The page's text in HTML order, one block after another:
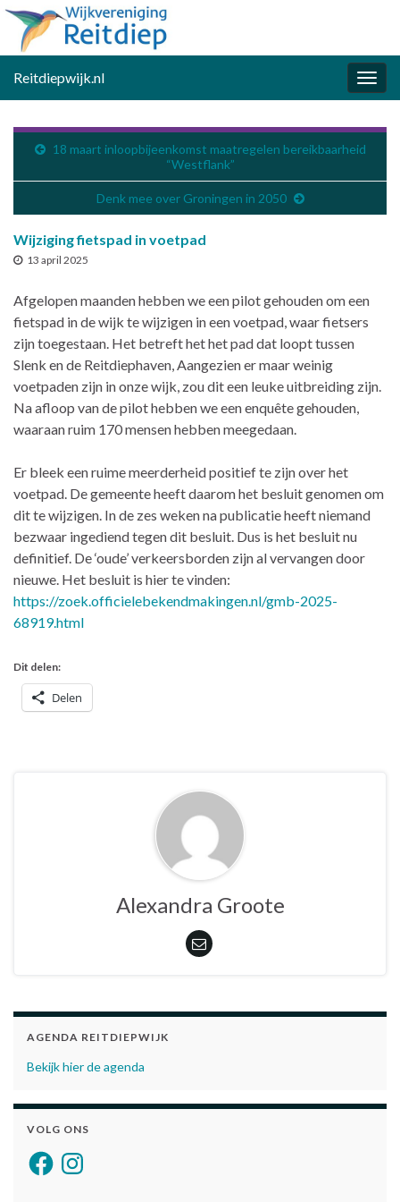
Reitdiepwijk.nl
18 maart inloopbijeenkomst maatregelen bereikbaarheid
“Westflank”
Denk mee over Groningen in 2050
Wijziging fietspad in voetpad
13 april 2025
Afgelopen maanden hebben we een pilot gehouden om een
fietspad in de wijk te wijzigen in een voetpad, waar fietsers
zijn toegestaan. Het betreft het het pad dat loopt tussen
Slenk en de Reitdiephaven, Aangezien er maar weinig
voetpaden zijn in onze wijk, zou dit een leuke uitbreiding zijn.
Na afloop van de pilot hebben we een enquête gehouden,
waaraan ruim 170 mensen hebben meegedaan.
Er bleek een ruime meerderheid positief te zijn over het
voetpad. De gemeente heeft daarom het besluit genomen om
dit te wijzigen. In de zes weken na publicatie heeft niemand
bezwaar ingediend tegen dit besluit. Dus is het besluit nu
definitief. De ‘oude’ verkeersborden zijn al vervangen door
nieuwe. Het besluit is hier te vinden:
https://zoek.officielebekendmakingen.nl/gmb-2025-
68919.html
Dit delen:
Delen
Alexandra Groote
AGENDA REITDIEPWIJK
Bekijk hier de agenda
VOLG ONS
FacebookInstagram